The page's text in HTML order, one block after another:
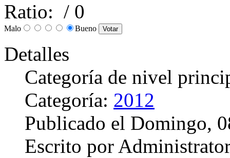
Ratio: / 0
Malo Bueno
Detalles
Categoría de nivel
Categoría: 2012
Publicado el Domingo,
Escrito por